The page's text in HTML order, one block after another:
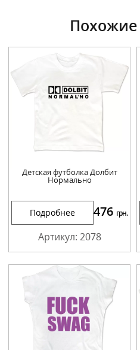
Детская футболка Долбит
Нормально
Подробнее 476 грн.
Артикул: 2078